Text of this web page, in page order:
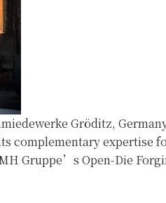
Gröditz,
complementary expertise
Gruppe’s Open-Die